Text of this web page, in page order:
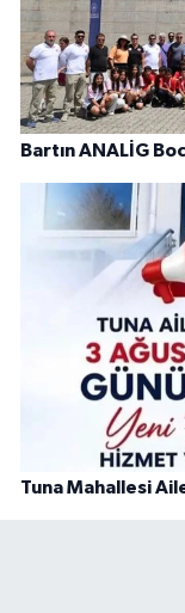
Bartın ANALİG
Tuna Mahallesi